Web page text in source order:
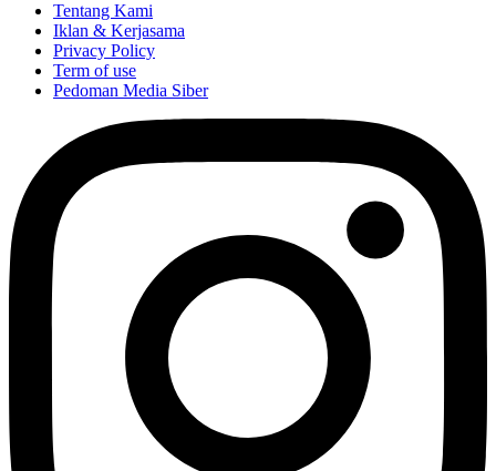
Tentang Kami
Iklan & Kerjasama
Privacy Policy
Term of use
Pedoman Media Siber